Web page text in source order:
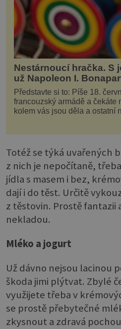
Nestárnoucí hračka. S
už Napoleon I.
Představte si to: Píše 18.
francouzský armádě a čekáte
kolem vás jsou děla a ostatní
děláte vy? Hrajete si… s
Totéž se týká uvařených
z nich je nepočítaně,
jídla s masem i bez,
dají i do těst. Určitě
z těstovin. Prostě fantazii
nekladou.
Mléko a jogurt
Už dávno nejsou lacinou
škoda jimi plýtvat. Zbylé
využijete třeba v
se prostě přebytečné
zkysnout a zdravá